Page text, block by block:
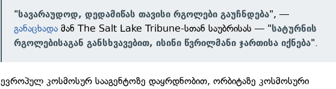
"სავარაუდოდ, დედამიწას თავისი რგოლები გაუჩნდება", —
განაცხადა მან The Salt Lake Tribune-სთან საუბრისას — "სატურნის
რგოლებისაგან განსხვავებით, ისინი წვრილმანი ჯართისა იქნება".
ევროპულ კოსმოსურ სააგენტოზე დაყრდნობით, ორბიტაზე კოსმოსური